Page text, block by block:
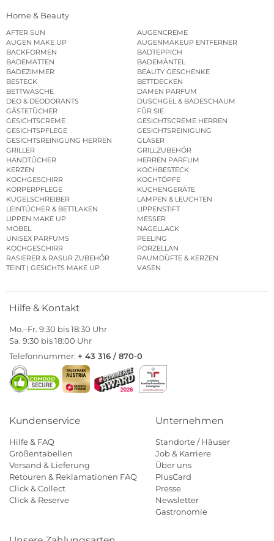
Home & Beauty
AFTER SUN
AUGENCREME
AUGEN MAKE UP
AUGENMAKEUP ENTFERNER
BACKFORMEN
BADTEPPICH
BADEMATTEN
BADEMÄNTEL
BADEZIMMER
BEAUTY GESCHENKE
BESTECK
BETTDECKEN
BETTWÄSCHE
DAMEN PARFUM
DEO & DEODORANTS
DUSCHGEL & BADESCHAUM
GÄSTETÜCHER
FÜR SIE
GESICHTSCREME
GESICHTSCREME HERREN
GESICHTSPFLEGE
GESICHTSREINIGUNG
GESICHTSREINIGUNG HERREN
GLÄSER
GRILLER
GRILLZUBEHÖR
HANDTÜCHER
HERREN PARFUM
KERZEN
KOCHBESTECK
KOCHGESCHIRR
KOCHTÖPFE
KÖRPERPFLEGE
KÜCHENGERÄTE
KUGELSCHREIBER
LAMPEN & LEUCHTEN
LEINTÜCHER & BETTLAKEN
LIPPENSTIFT
LIPPEN MAKE UP
MESSER
MÖBEL
NAGELLACK
UNISEX PARFUMS
PEELING
KOCHGESCHIRR
PORZELLAN
RASIERER & RASUR ZUBEHÖR
RAUMDÜFTE & KERZEN
TEINT | GESICHTS MAKE UP
VASEN
Hilfe & Kontakt
Mo.–Fr. 9:30 bis 18:30 Uhr
Sa. 9:30 bis 18:00 Uhr
Telefonnummer: + 43 316 / 870-0
Kundenservice
Hilfe & FAQ
Größentabellen
Versand & Lieferung
Retouren & Reklamationen FAQ
Click & Collect
Click & Reserve
Unternehmen
Standorte / Häuser
Job & Karriere
Über uns
PlusCard
Presse
Newsletter
Gastronomie